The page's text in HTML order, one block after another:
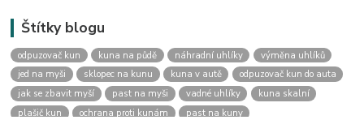
Štítky blogu
odpuzovač kun kuna na půdě náhradní uhlíky
výměna uhlíků
jed na myši
sklopec na kunu kuna v autě
odpuzovač kun do auta
jak se zbavit myší
past na myši vadné uhlíky
kuna skalní
plašič kun
ochrana proti kunám
past na kuny